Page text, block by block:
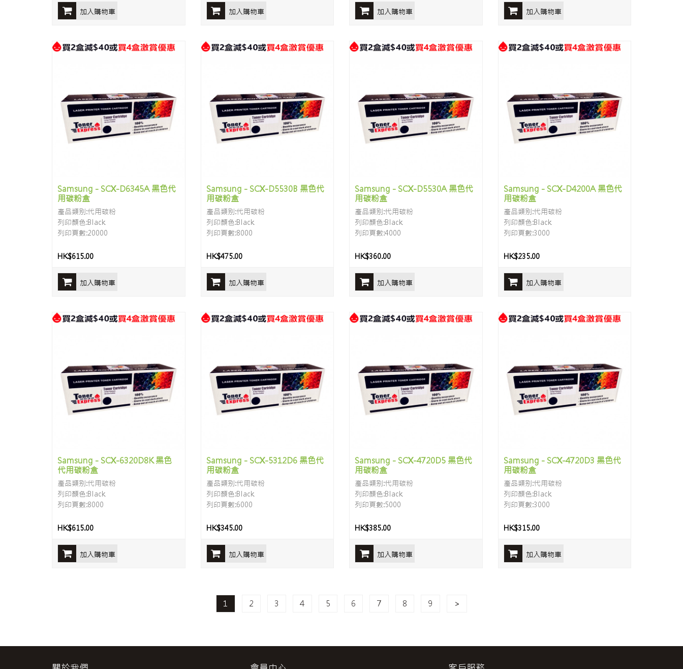
加入購物車 加入購物車 加入購物車 加入購物車
Samsung - SCX-D6345A 黑色代
用碳粉盒
產品類别:代用碳粉
列印顏色:Black
列印頁數:20000
HK$615.00
加入購物車
Samsung - SCX-D5530B 黑色代
用碳粉盒
產品類别:代用碳粉
列印顏色:Black
列印頁數:8000
HK$475.00
加入購物車
Samsung - SCX-D5530A 黑色代
用碳粉盒
產品類别:代用碳粉
列印顏色:Black
列印頁數:4000
HK$360.00
加入購物車
Samsung - SCX-D4200A 黑色代
用碳粉盒
產品類别:代用碳粉
列印顏色:Black
列印頁數:3000
HK$235.00
加入購物車
Samsung - SCX-6320D8K 黑色
代用碳粉盒
產品類别:代用碳粉
列印顏色:Black
列印頁數:8000
HK$615.00
加入購物車
Samsung - SCX-5312D6 黑色代
用碳粉盒
產品類别:代用碳粉
列印顏色:Black
列印頁數:6000
HK$345.00
加入購物車
Samsung - SCX-4720D5 黑色代
用碳粉盒
產品類别:代用碳粉
列印顏色:Black
列印頁數:5000
HK$385.00
加入購物車
Samsung - SCX-4720D3 黑色代
用碳粉盒
產品類别:代用碳粉
列印顏色:Black
列印頁數:3000
HK$315.00
加入購物車
1 2 3 4 5 6 7 8 9 >